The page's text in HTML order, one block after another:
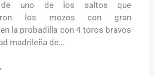
de uno de los saltos que
los mozos con gran
la probadilla con 4 toros bravos
madrileña de…